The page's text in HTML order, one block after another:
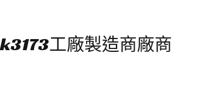
工廠製造商廠商